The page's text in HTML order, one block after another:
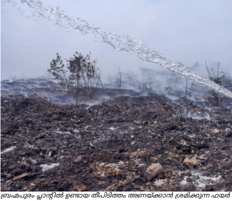
ബ്രഹ്മപുരം പ്ലാന്റിൽ ഉണ്ടായ തീപിടിത്തം അണയ്ക്കാൻ ശ്രമിക്കുന്ന